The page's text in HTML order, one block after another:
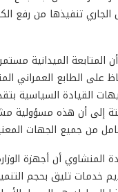
تنفيذها من رفع
المتابعة الميدانية
على الطابع العمراني
القيادة السياسية
إلى أن هذه مسؤولية
من جميع الجهات
المنشاوي أن أجهزة
خدمات تليق بحجم